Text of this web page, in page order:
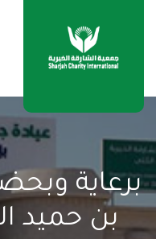
برعاية
بن حميد